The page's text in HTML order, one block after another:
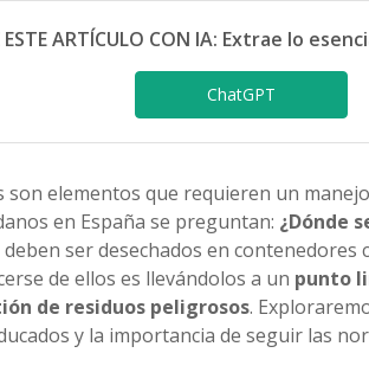
ESTE ARTÍCULO CON IA: Extrae lo
ChatGPT
son elementos que requieren un
en España se preguntan: ¿Dónde
ser desechados en contenedores
de ellos es llevándolos a un punto
de residuos peligrosos.
y la importancia de seguir las